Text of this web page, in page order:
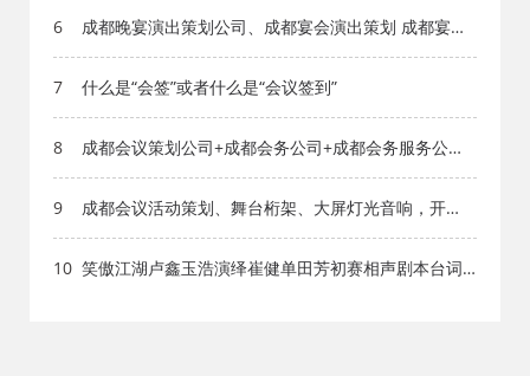
文档网
6
成都晚宴演出策划公司、成都宴会演出策划 成都宴会
7
什么是“会签”或者什么是“会议签到”
8
成都会议策划公司+成都会务公司+成都会务服务公
9
成都会议活动策划、舞台桁架、大屏灯光音响，开
10 笑傲江湖卢鑫玉浩演绎崔健单田芳初赛相声剧本台词